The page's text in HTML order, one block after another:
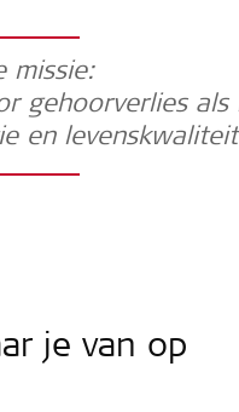
missie:
gehoorverlies als
en
je van op